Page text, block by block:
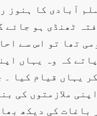
آبادی کا ہنوز
ٹھنڈی ہو جائے
تھا تو اس سے
کہ وہ یہاں
یہاں قیام کیا ۔
ملازمتوں کی
باغات کی دیکھ